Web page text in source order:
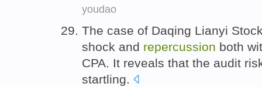
youdao
The case of Daqing Lianyi
shock and repercussion both
CPA. It reveals that the audit
startling.